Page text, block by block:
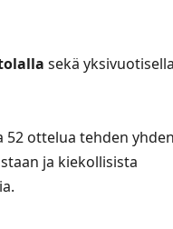
sekä
52 ottelua tehden
ja kiekollisista